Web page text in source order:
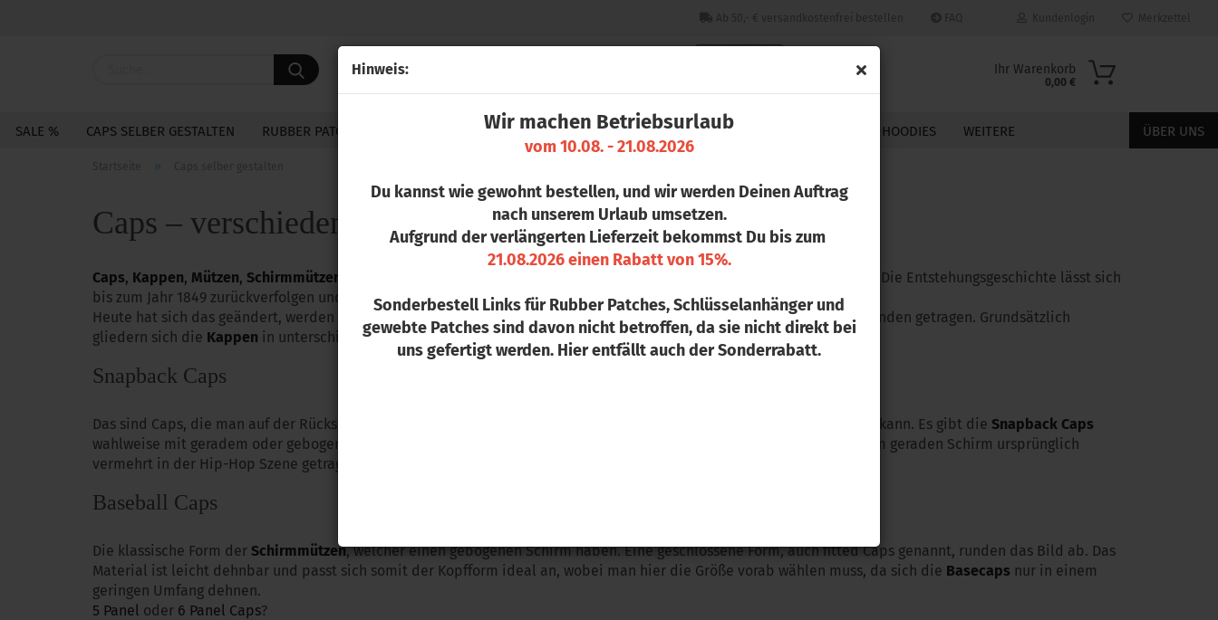
Hin­weis:
Wir machen Betriebsurlaub
vom 10.08. - 21.08.2026
Du kannst wie gewohnt bestellen, und wir werden Deinen Auftrag
nach unserem Urlaub umsetzen.
Aufgrund der verlängerten Lieferzeit bekommst Du bis zum
21.08.2026 einen Rabatt von 15%.
Sonderbestell Links für Rubber Patches, Schlüsselanhänger und
gewebte Patches sind davon nicht betroffen, da sie nicht direkt bei
uns gefertigt werden. Hier entfällt auch der Sonderrabatt.
Konto erstellen
Passwort vergessen?
Ihr Warenkorb
0,00 €
SALE % CAPS SELBER GESTALTEN RUBBER PATCHES SCHLÜSSELANHÄNGER PINS STICKER & PATCHES HOODIES ÜBER UNS
WEITERE
»
Caps – verschiedene Arten und Unterschiede
Caps, Kappen, Mützen, Schirmmützen
– es gibt viele unterschiedliche Begriffe, welche diesen Trendartikel bezeichnen. Die Entstehungsgeschichte lässt sich
bis zum Jahr 1849 zurückverfolgen und kommt aus dem amerikanischen Sport.
Heute hat sich das geändert, werden die
doch von den unterschiedlichsten Gruppen aus den verschiedensten Gründen getragen. Grundsätzlich
gliedern sich die Kappen in unterschiedliche Bereiche.
Snapback Caps
Das sind Caps, die man auf der Rückseite individuell durch einen Druckverschluss an die jeweilige Kopfgröße anpassen kann. Es gibt die Snapback Caps
wahlweise mit geradem oder gebogenem Schirm, was natürlich reine Geschmackssache ist. Wurden die Kappen mit dem geraden Schirm ursprünglich
vermehrt in der Hip-Hop Szene getragen, sind sie heute, insbesondere beim jungen Publikum nicht mehr wegzudenken.
Baseball Caps
Die klassische Form der Schirmmützen, welcher einen gebogenen Schirm haben. Eine geschlossene Form, auch fitted Caps genannt, runden das Bild ab. Das
Material ist leicht dehnbar und passt sich somit der Kopfform ideal an, wobei man hier die Größe vorab wählen muss, da sich die Basecaps nur in einem
geringen Umfang dehnen.
5 Panel oder 6 Panel Caps?